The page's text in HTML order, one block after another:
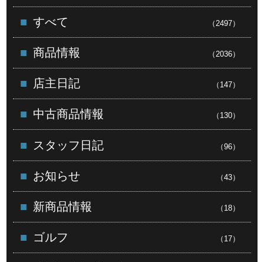
すべて （2497）
商品情報 （2036）
店主日記 （147）
中古商品情報 （130）
スタッフ日記 （96）
お知らせ （43）
新商品情報 （18）
ゴルフ （17）